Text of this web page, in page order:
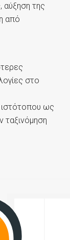
αύξηση της
από
στο
ιστότοπου ως
ταξινόμηση